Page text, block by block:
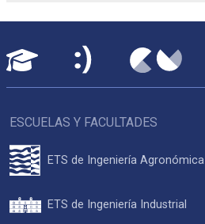
ESCUELAS Y FACULTADES
ETS de Ingeniería Agronómica
ETS de Ingeniería Industrial